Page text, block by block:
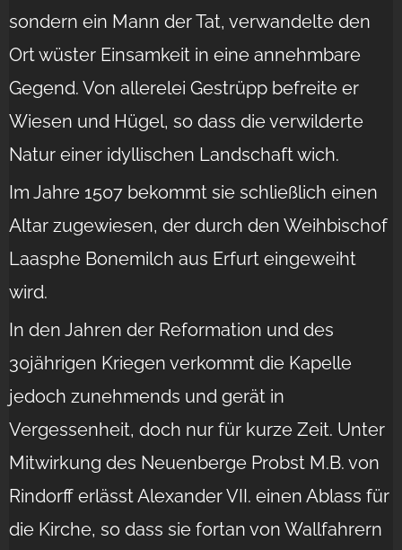
sondern ein Mann der Tat, verwandelte den
Ort wüster Einsamkeit in eine annehmbare
Gegend. Von allerelei Gestrüpp befreite er
Wiesen und Hügel, so dass die verwilderte
Natur einer idyllischen Landschaft wich.
Im Jahre 1507 bekommt sie schließlich einen
Altar zugewiesen, der durch den Weihbischof
Laasphe Bonemilch aus Erfurt eingeweiht
wird.
In den Jahren der Reformation und des
30jährigen Kriegen verkommt die Kapelle
jedoch zunehmends und gerät in
Vergessenheit, doch nur für kurze Zeit. Unter
Mitwirkung des Neuenberge Probst M.B. von
Rindorff erlässt Alexander VII. einen Ablass für
die Kirche, so dass sie fortan von Wallfahrern